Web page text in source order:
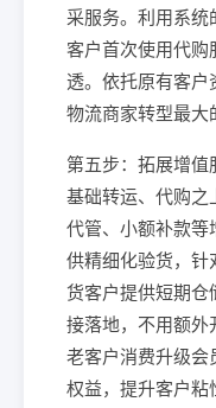
采服务。利用系
客户首次使用代购
透。依托原有客户
物流商家转型最大
第五步：拓展增
基础转运、代购之
代管、小额补款等
供精细化验货，针
货客户提供短期仓
接落地，不用额外
老客户消费升级会
权益，提升客户粘